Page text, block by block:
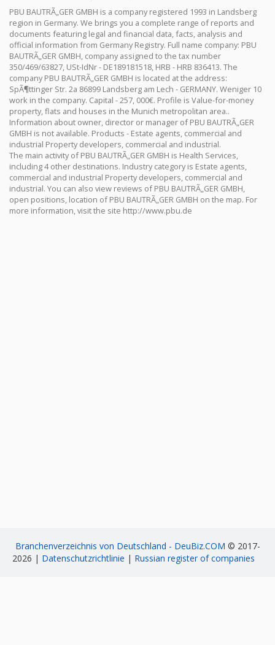
PBU BAUTRÃ„GER GMBH is a company registered 1993 in Landsberg
region in Germany. We brings you a complete range of reports and
documents featuring legal and financial data, facts, analysis and
official information from Germany Registry. Full name company: PBU
BAUTRÃ„GER GMBH, company assigned to the tax number
350/469/63827, USt-IdNr - DE189181518, HRB - HRB 836413. The
company PBU BAUTRÃ„GER GMBH is located at the address:
SpÃ¶ttinger Str. 2a 86899 Landsberg am Lech - GERMANY. Weniger 10
work in the company. Capital - 257, 000€. Profile is Value-for-money
property, flats and houses in the Munich metropolitan area..
Information about owner, director or manager of PBU BAUTRÃ„GER
GMBH is not available. Products - Estate agents, commercial and
industrial Property developers, commercial and industrial.
The main activity of PBU BAUTRÃ„GER GMBH is Health Services,
including 4 other destinations. Industry category is Estate agents,
commercial and industrial Property developers, commercial and
industrial. You can also view reviews of PBU BAUTRÃ„GER GMBH,
open positions, location of PBU BAUTRÃ„GER GMBH on the map. For
more information, visit the site http://www.pbu.de
Branchenverzeichnis von Deutschland - DeuBiz.COM © 2017-
2026 | Datenschutzrichtlinie | Russian register of companies